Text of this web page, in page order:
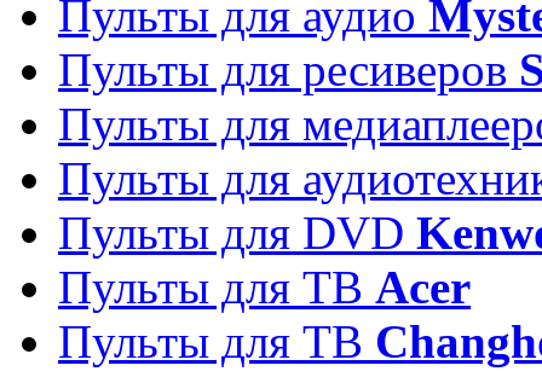
Пульты для аудио
Пульты для ресиверов
Пульты для
Пульты для
Пульты для DVD
Пульты для ТВ Acer
Пульты для ТВ